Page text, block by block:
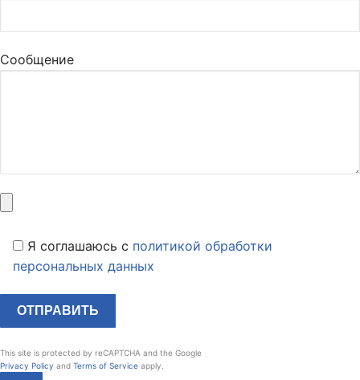
Сообщение
Я соглашаюсь c политикой обработки
персональных данных
This site is protected by reCAPTCHA and the Google
Privacy Policy and Terms of Service apply.